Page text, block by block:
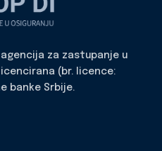
agencija za zastupanje u
(br. licence:
banke Srbije.